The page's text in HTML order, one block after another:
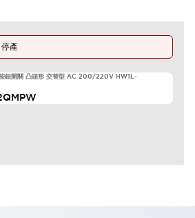
停產
鈕開關 凸頭形 交替型 AC 200/220V HW1L-